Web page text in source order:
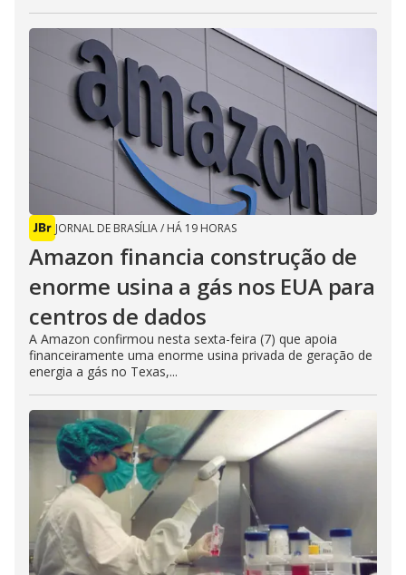
JORNAL DE BRASÍLIA/ HÁ 19 HORAS
Amazon financia construção de
enorme usina a gás nos EUA para
centros de dados
A Amazon confirmou nesta sexta-feira (7) que apoia
financeiramente uma enorme usina privada de geração de
energia a gás no Texas,...